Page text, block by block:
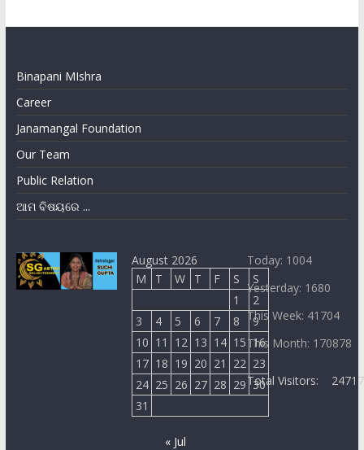
Binapani MIshra
Career
Janamangal Foundation
Our Team
Public Relation
ଆମ ବିଷୟରେ ...
August 2026
M
T W T F S
S
1
2
3
4 5 6 7 8
9
10 11 12 13 14 15 16
17 18 19 20 21 22 23
24 25 26 27 28 29 30
31
« Jul
Today: 1004
Yesterday: 1680
This Week: 41704
This Month: 170878
Total Visitors: